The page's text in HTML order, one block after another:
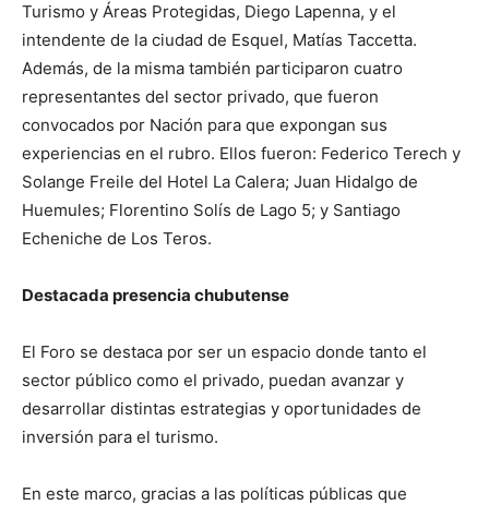
Turismo y Áreas Protegidas, Diego Lapenna, y el
intendente de la ciudad de Esquel, Matías Taccetta.
Además, de la misma también participaron cuatro
representantes del sector privado, que fueron
convocados por Nación para que expongan sus
experiencias en el rubro. Ellos fueron: Federico Terech y
Solange Freile del Hotel La Calera; Juan Hidalgo de
Huemules; Florentino Solís de Lago 5; y Santiago
Echeniche de Los Teros.
Destacada presencia chubutense
El Foro se destaca por ser un espacio donde tanto el
sector público como el privado, puedan avanzar y
desarrollar distintas estrategias y oportunidades de
inversión para el turismo.
En este marco, gracias a las políticas públicas que